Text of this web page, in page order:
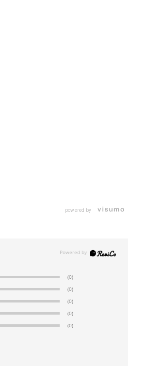
powered by
(0)
(0)
(0)
(0)
(0)